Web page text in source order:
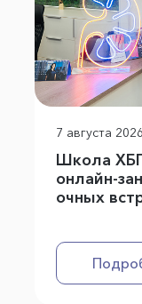
7 августа 2026
Школа
онлайн-
очных